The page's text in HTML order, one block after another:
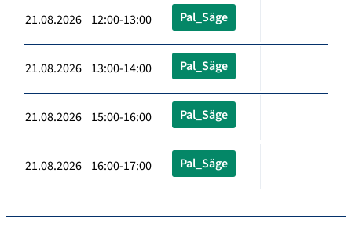
21.08.2026 12:00-13:00 Pal_Säge
21.08.2026 13:00-14:00 Pal_Säge
21.08.2026 15:00-16:00 Pal_Säge
21.08.2026 16:00-17:00 Pal_Säge